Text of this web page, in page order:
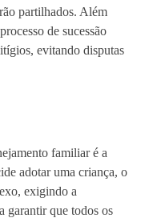
partilhados. Além
de sucessão
evitando disputas
familiar é a
adotar uma criança, o
exigindo a
garantir que todos os